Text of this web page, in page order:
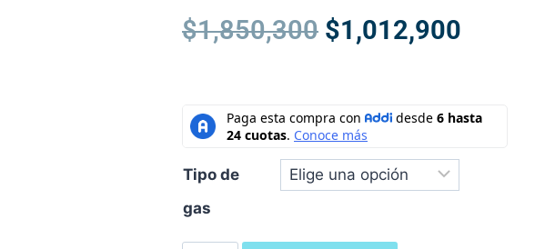
$1,850,300 $1,012,900
Tipo de
gas